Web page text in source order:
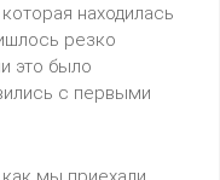
находилась
резко
это было
с первыми